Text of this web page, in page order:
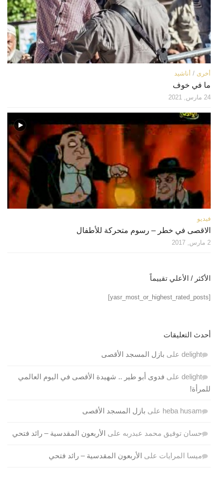
قصص
فيديو
صور
أخرى
اتصل بنا
الموقع الأم
أخرى / أناشيد
ما في خوف
24 مارس, 2021
فيديو
الاقصى في خطر – رسوم متحركة للأطفال
2 مارس, 2017
الأكثر / الأعلي تقييماً
[yasr_most_or_highest_rated_posts]
أحدث التعليقات
delight على بازل المسجد الأقصى
delight على فدوى أبو طير .. شهيدة الأقصى في اليوم العالمي
للمرأة!
heba husam على بازل المسجد الأقصى
حسان توفيق محمد عبدربه على الأربعون المقدسية – رائد فتحي
ميسا المرايات على الأربعون المقدسية – رائد فتحي